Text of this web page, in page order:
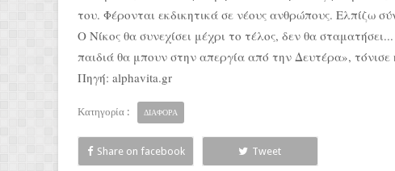
του. Φέρονται εκδικητικά σε νέους ανθρώπους. Ελπίζω
Ο Νίκος θα συνεχίσει μέχρι το τέλος, δεν θα
παιδιά θα μπουν στην απεργία από την Δευτέρα»,
Πηγή: alphavita.gr
Κατηγορία : ΔΙΑΦΟΡΑ
Share on facebook Tweet